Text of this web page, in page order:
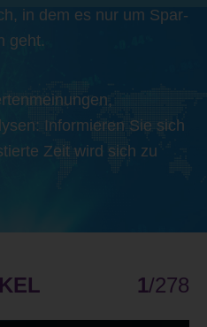
in dem es nur um Spar-
geht.
Informieren Sie sich
Zeit wird sich zu
1/278